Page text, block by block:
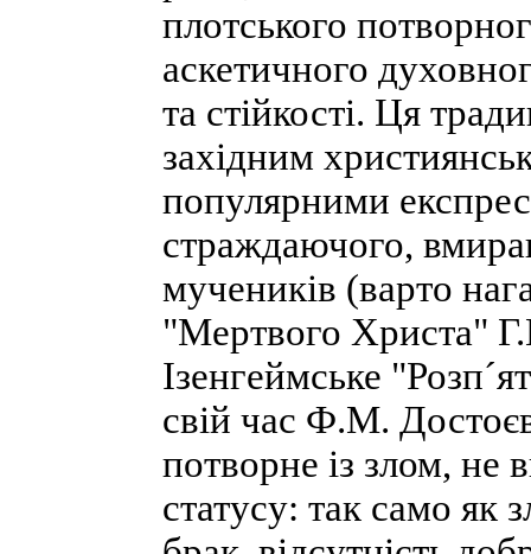
плотського
аскетичного
та стійкості. Ця
західним
популярними
страждаючого,
мучеників (варто
"Мертвого Христа"
Ізенгеймське
свій час Ф.М.
потворне із злом, не
статусу: так само як